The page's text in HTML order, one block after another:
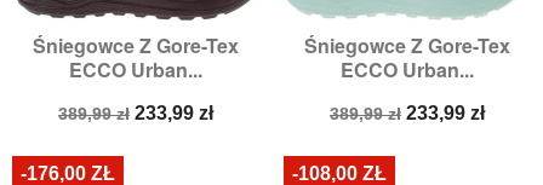
Śniegowce Z Gore-Tex
ECCO Urban...
Cena
389,99 zł Cena
233,99 zł
Śniegowce Z Gore-Tex
ECCO Urban...
Cena
389,99 zł Cena
233,99 zł
-176,00 ZŁ -108,00 ZŁ